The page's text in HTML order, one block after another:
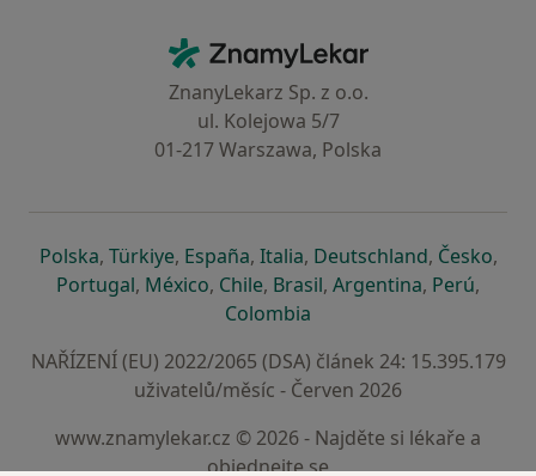
ZnamyLekar - Hlavní stránka
ZnanyLekarz Sp. z o.o.
ul. Kolejowa 5/7
01-217 Warszawa, Polska
Polskase otevře v nové záložce
, Türkiyese otevře v nové záložce
, Españase otevře v nové záložce
, Italiase otevře v nové záložce
, Deutschlandse otevře v
, Českose
,
Portugalse otevře v nové záložce
, Méxicose otevře v nové záložce
, Chilese otevře v nové záložce
, Brasilse otevře v nové
, Argentinase otevře v
, Perúse
,
Colombia
NAŘÍZENÍ (EU) 2022/2065 (DSA) článek 24: 15.395.179
uživatelů/měsíc - Červen 2026
www.znamylekar.cz © 2026 - Najděte si lékaře a
objednejte se